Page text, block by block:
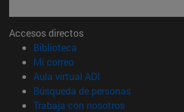
Accesos directos
Biblioteca
Mi correo(abre en nueva ventana)
Aula virtual ADI
Búsqueda de personas(abre en
Trabaja con nosotros(abre en